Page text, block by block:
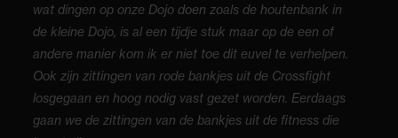
wat dingen op onze Dojo doen zoals de houtenbank in
de kleine Dojo, is al een tijdje stuk maar op de een of
andere manier kom ik er niet toe dit euvel te verhelpen.
Ook zijn zittingen van rode bankjes uit de Crossfight
losgegaan en hoog nodig vast gezet worden. Eerdaags
gaan we de zittingen van de bankjes uit de fitness die